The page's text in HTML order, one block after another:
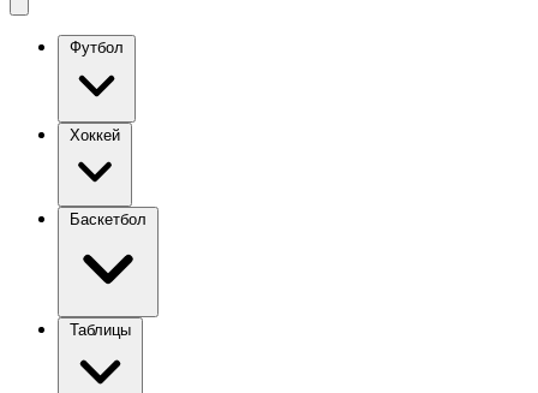
Футбол
Хоккей
Баскетбол
Таблицы